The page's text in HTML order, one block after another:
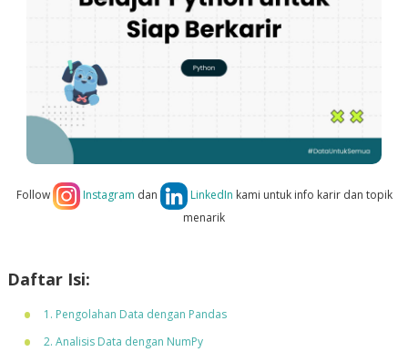
Follow Instagram dan LinkedIn kami untuk info karir dan topik
menarik
Daftar Isi:
1. Pengolahan Data dengan Pandas
2. Analisis Data dengan NumPy